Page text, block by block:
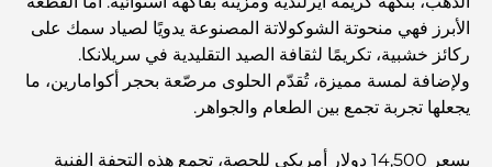
المطاعم الإيطالية في وسط مدينة دبي: تذوق إيطاليا في قلب
المدينة
أفضل 7 نوادي رياضية في دبي هيلز: اللياقة البدنية في أبهى
الأبرز فهي منحوتة الشوكولاتة المصنوعة يدويًا لصياد سمك على
ركائز خشبية، تكريمًا لثقافة الصيد التقليدية في سريلانكا.
ولإضافة لمسة مميزة، تُقدّم الحلوى مرصّعة بحجر أكوامارين، ما
يجعلها تجربة تجمع بين الطعام والجواهر.
بسعر 14,500 دولار أمريكي للحصة، تجمع هذه التحفة الفنية